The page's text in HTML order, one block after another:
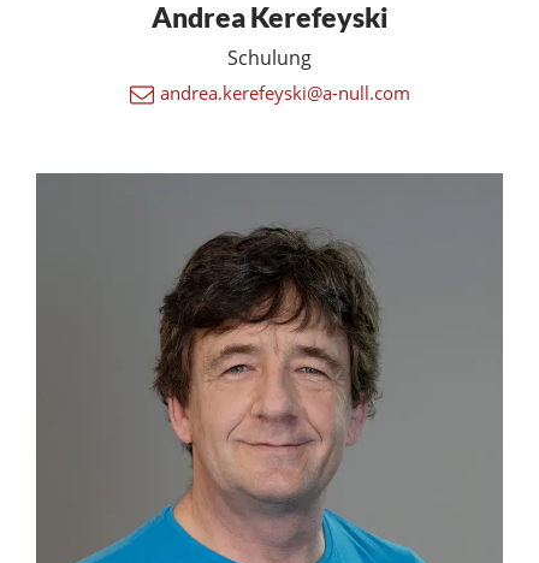
Andrea Kerefeyski
Schulung
andrea.kerefeyski@a-null.com